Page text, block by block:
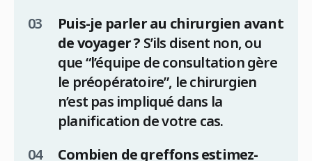
Puis-je parler au chirurgien avant
de voyager ? S’ils disent non, ou
que “l’équipe de consultation gère
le préopératoire”, le chirurgien
n’est pas impliqué dans la
planification de votre cas.
Combien de greffons estimez-